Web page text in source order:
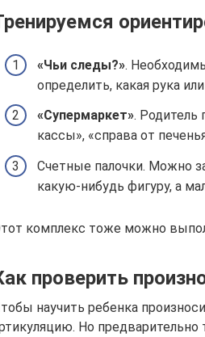
«Чьи следы?».
определить, какая рука
«Супермаркет». Родитель
кассы», «справа от
Счетные палочки. Можно
какую-нибудь фигуру, а
комплекс тоже можно
проверить
научить ребенка
Но предварительно